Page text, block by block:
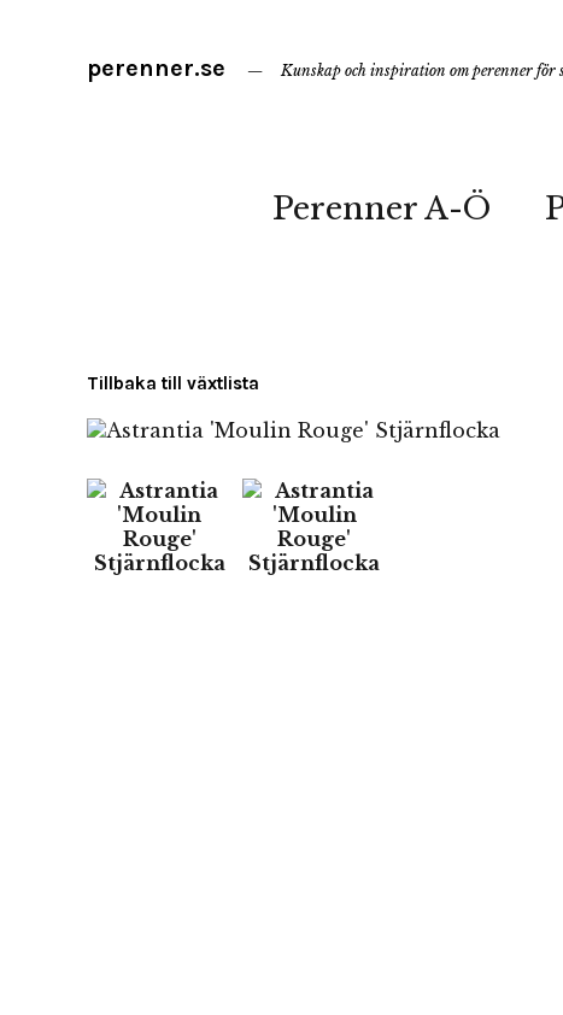
perenner.se Kunskap och inspiration om perenner för
Perenner A-Ö
Tillbaka till växtlista